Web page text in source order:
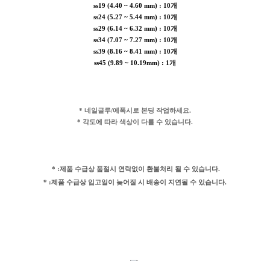
ss19 (4.40 ~ 4.60 mm) : 10개
ss24 (5.27 ~ 5.44 mm) : 10개
ss29 (6.14 ~ 6.32 mm) : 10개
ss34 (7.07 ~ 7.27 mm) : 10개
ss39 (8.16 ~ 8.41 mm) : 10개
ss45 (9.89 ~ 10.19mm) : 1개
* 네일글루/에폭시로 본딩 작업하세요.
* 각도에 따라 색상이 다를 수 있습니다.
* :제품 수급상 품절시 연락없이 환불처리 될 수 있습니다.
* :제품 수급상 입고일이 늦어질 시 배송이 지연될 수 있습니다.